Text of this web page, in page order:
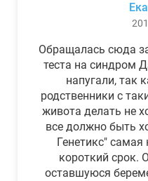
Обращалась сюда
теста на синдром
напугали, так
родственники с
живота делать не
все должно быть
Генетикс"
короткий срок.
оставшуюся